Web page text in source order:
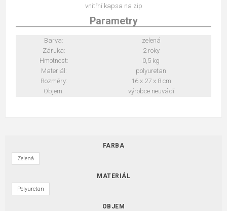
vnitřní kapsa na zip
Parametry
Barva:
zelená
Záruka:
2 roky
Hmotnost:
0,5 kg
Materiál:
polyuretan
Rozměry:
16 x 27 x 8 cm
Objem:
výrobce neuvádí
FARBA
Zelená
MATERIÁL
Polyuretan
OBJEM